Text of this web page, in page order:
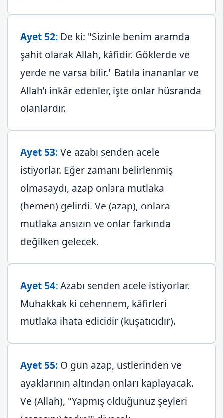
Ayet 52: De ki: "Sizinle benim aramda
şahit olarak Allah, kâfidir. Göklerde ve
yerde ne varsa bilir." Batıla inananlar ve
Allah’ı inkâr edenler, işte onlar hüsranda
olanlardır.
Ayet 53:Ve azabı senden acele
istiyorlar. Eğer zamanı belirlenmiş
olmasaydı, azap onlara mutlaka
(hemen) gelirdi. Ve (azap), onlara
mutlaka ansızın ve onlar farkında
değilken gelecek.
Ayet 54:Azabı senden acele istiyorlar.
Muhakkak ki cehennem, kâfirleri
mutlaka ihata edicidir (kuşatıcıdır).
Ayet 55: O gün azap, üstlerinden ve
ayaklarının altından onları kaplayacak.
Ve (Allah), "Yapmış olduğunuz şeyleri